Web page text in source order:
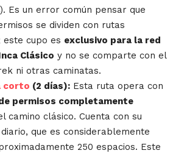
Es un error común pensar que
se dividen con rutas
cupo es exclusivo para la red
Clásico y no se comparte con el
ni otras caminatas.
corto (2 días): Esta ruta opera con
permisos completamente
camino clásico. Cuenta con su
que es considerablemente
250 espacios. Este